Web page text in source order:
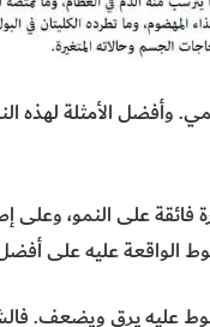
وأفضل الأمثلة لهذه
فائقة على النمو، وعلى
الواقعة عليه على
عليه يرق ويضعف.